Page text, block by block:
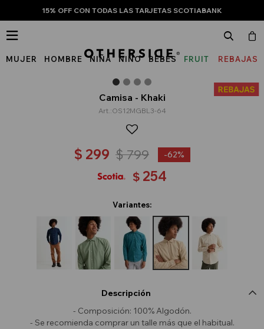
15% OFF CON TODAS LAS TARJETAS SCOTIABANK
MUJER HOMBRE NIÑA NIÑO BEBÉS
FRUIT
REBAJAS

Camisa - Khaki
OS12MGBL3-64
$ 299 $799 62
$ 254
Variantes:
Descripción
- Composición: 100% Algodón.
- Se recomienda comprar un talle más que el habitual.